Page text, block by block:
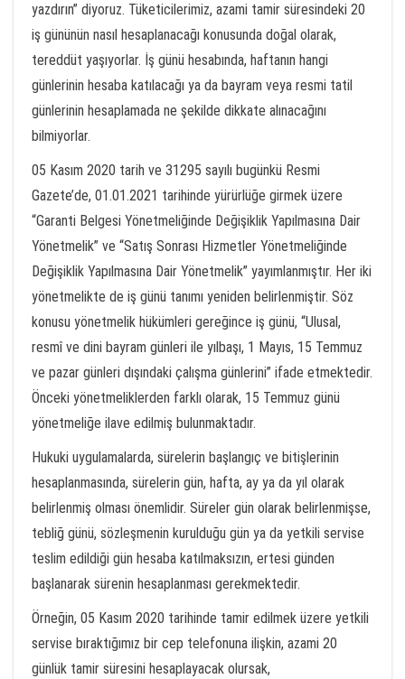
yazdırın” diyoruz. Tüketicilerimiz, azami tamir süresindeki 20
iş gününün nasıl hesaplanacağı konusunda doğal olarak,
tereddüt yaşıyorlar. İş günü hesabında, haftanın hangi
günlerinin hesaba katılacağı ya da bayram veya resmi tatil
günlerinin hesaplamada ne şekilde dikkate alınacağını
bilmiyorlar.
05 Kasım 2020 tarih ve 31295 sayılı bugünkü Resmi
Gazete’de, 01.01.2021 tarihinde yürürlüğe girmek üzere
“Garanti Belgesi Yönetmeliğinde Değişiklik Yapılmasına Dair
Yönetmelik” ve “Satış Sonrası Hizmetler Yönetmeliğinde
Değişiklik Yapılmasına Dair Yönetmelik” yayımlanmıştır. Her iki
yönetmelikte de iş günü tanımı yeniden belirlenmiştir. Söz
konusu yönetmelik hükümleri gereğince iş günü, “Ulusal,
resmî ve dini bayram günleri ile yılbaşı, 1 Mayıs, 15 Temmuz
ve pazar günleri dışındaki çalışma günlerini” ifade etmektedir.
Önceki yönetmeliklerden farklı olarak, 15 Temmuz günü
yönetmeliğe ilave edilmiş bulunmaktadır.
Hukuki uygulamalarda, sürelerin başlangıç ve bitişlerinin
hesaplanmasında, sürelerin gün, hafta, ay ya da yıl olarak
belirlenmiş olması önemlidir. Süreler gün olarak belirlenmişse,
tebliğ günü, sözleşmenin kurulduğu gün ya da yetkili servise
teslim edildiği gün hesaba katılmaksızın, ertesi günden
başlanarak sürenin hesaplanması gerekmektedir.
Örneğin, 05 Kasım 2020 tarihinde tamir edilmek üzere yetkili
servise bıraktığımız bir cep telefonuna ilişkin, azami 20
günlük tamir süresini hesaplayacak olursak,